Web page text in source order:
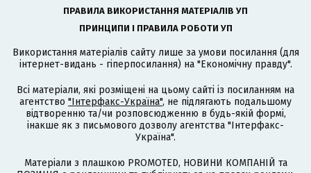
ПРАВИЛА ВИКОРИСТАННЯ МАТЕРІАЛІВ УП
ПРИНЦИПИ І ПРАВИЛА РОБОТИ УП
Використання матеріалів сайту лише за умови посилання (для
інтернет-видань - гіперпосилання) на "Економічну правду".
Всі матеріали, які розміщені на цьому сайті із посиланням на
агентство "Інтерфакс-Україна", не підлягають подальшому
відтворенню та/чи розповсюдженню в будь-якій формі,
інакше як з письмового дозволу агентства "Інтерфакс-
Україна".
Матеріали з плашкою PROMOTED, НОВИНИ КОМПАНІЙ та